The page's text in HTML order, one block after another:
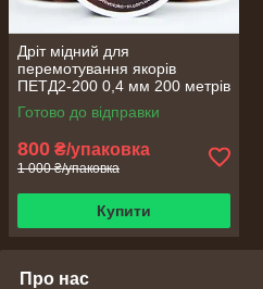
Дріт мідний для
перемотування якорів
ПЕТД2-200 0,4 мм 200 метрів
Готово до відправки
800 ₴/упаковка
1 000 ₴/упаковка
Купити
Про нас